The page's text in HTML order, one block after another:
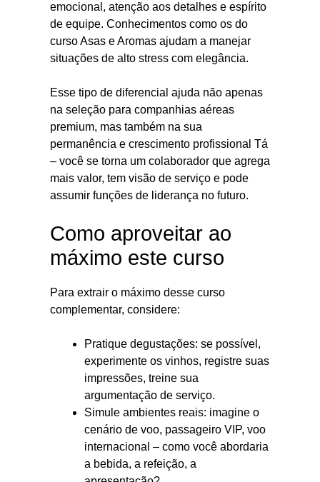
emocional, atenção aos detalhes e espírito
de equipe. Conhecimentos como os do
curso Asas e Aromas ajudam a manejar
situações de alto stress com elegância.
Esse tipo de diferencial ajuda não apenas
na seleção para companhias aéreas
premium, mas também na sua
permanência e crescimento profissional Tá
– você se torna um colaborador que agrega
mais valor, tem visão de serviço e pode
assumir funções de liderança no futuro.
Como aproveitar ao
máximo este curso
Para extrair o máximo desse curso
complementar, considere:
Pratique degustações: se possível,
experimente os vinhos, registre suas
impressões, treine sua
argumentação de serviço.
Simule ambientes reais: imagine o
cenário de voo, passageiro VIP, voo
internacional – como você abordaria
a bebida, a refeição, a